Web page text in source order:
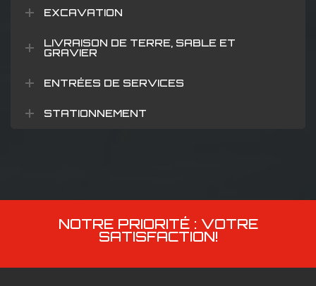
EXCAVATION
LIVRAISON DE TERRE, SABLE ET
GRAVIER
ENTRÉES DE SERVICES
STATIONNEMENT
NOTRE PRIORITÉ : VOTRE
SATISFACTION!